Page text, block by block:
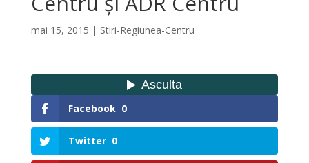
mai 15, 2015 | Stiri-Regiunea-Centru
Facebook 0
Twitter 0